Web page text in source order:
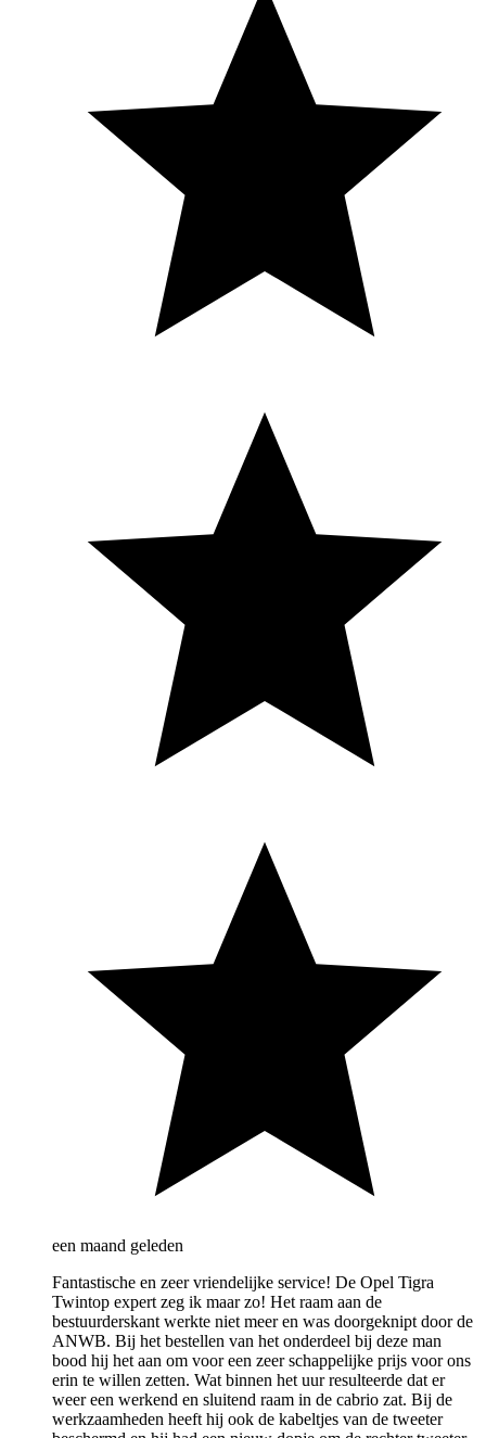
een maand geleden
Fantastische en zeer vriendelijke service! De Opel Tigra
Twintop expert zeg ik maar zo! Het raam aan de
bestuurderskant werkte niet meer en was doorgeknipt door de
ANWB. Bij het bestellen van het onderdeel bij deze man
bood hij het aan om voor een zeer schappelijke prijs voor ons
erin te willen zetten. Wat binnen het uur resulteerde dat er
weer een werkend en sluitend raam in de cabrio zat. Bij de
werkzaamheden heeft hij ook de kabeltjes van de tweeter